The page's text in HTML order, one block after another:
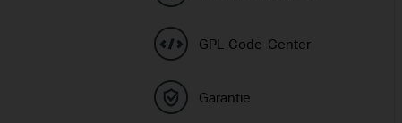
GPL-Code-Center
Garantie